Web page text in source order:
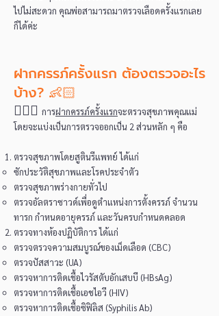
ไปไม่สะดวก คุณพ่อสามารถมาตรวจเลือดครั้งแรกเลย
ก็ได้ค่ะ
ฝากครรภ์ครั้งแรก ต้องตรวจอะไร
บ้าง? 👶🏻
👩🏻‍⚕️ การฝากครรภ์ครั้งแรกจะตรวจสุขภาพคุณแม่
โดยจะแบ่งเป็นการตรวจออกเป็น 2 ส่วนหลัก ๆ คือ
ตรวจสุขภาพโดยสูตินรีแพทย์ ได้แก่
ซักประวัติสุขภาพและโรคประจำตัว
ตรวจสุขภาพร่างกายทั่วไป
ตรวจอัลตราซาวด์เพื่อดูตำแหน่งการตั้งครรภ์ จำนวน
ทารก กำหนดอายุครรภ์ และวันครบกำหนดคลอด
ตรวจทางห้องปฏิบัติการ ได้แก่
ตรวจตรวจความสมบูรณ์ของเม็ดเลือด (CBC)​
ตรวจปัสสาวะ (UA)​
ตรวจหาการติดเชื้อไวรัสตับอักเสบบี (HBsAg)
ตรวจหาการติดเชื้อเอชไอวี (HIV)
ตรวจหาการติดเชื้อซิฟิลิส (Syphilis Ab)